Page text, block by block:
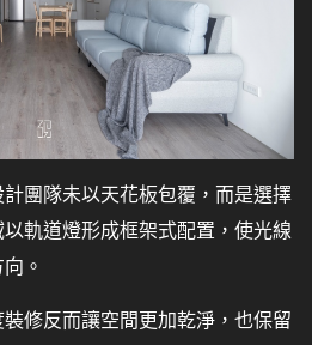
團隊未以天花板包覆，而是選擇
軌道燈形成框架式配置，使光線
。
修反而讓空間更加乾淨，也保留